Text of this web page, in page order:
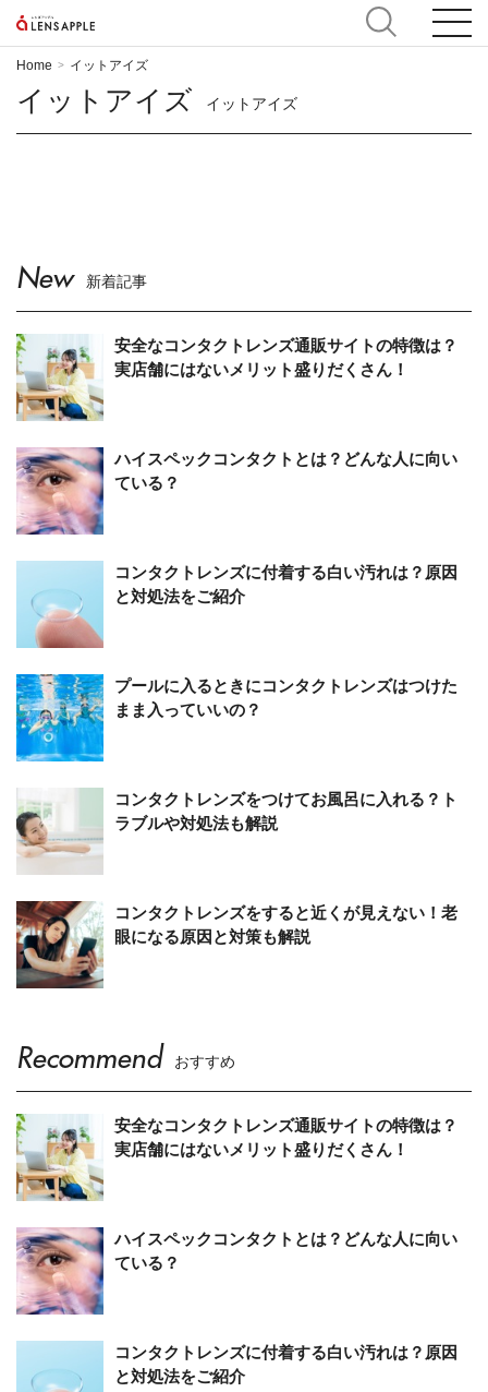
Home > イットアイズ
イットアイズ イットアイズ
New 新着記事
安全なコンタクトレンズ通販サイトの特徴は？
実店舗にはないメリット盛りだくさん！
ハイスペックコンタクトとは？どんな人に向い
ている？
コンタクトレンズに付着する白い汚れは？原因
と対処法をご紹介
プールに入るときにコンタクトレンズはつけた
まま入っていいの？
コンタクトレンズをつけてお風呂に入れる？ト
ラブルや対処法も解説
コンタクトレンズをすると近くが見えない！老
眼になる原因と対策も解説
Recommend おすすめ
安全なコンタクトレンズ通販サイトの特徴は？
実店舗にはないメリット盛りだくさん！
ハイスペックコンタクトとは？どんな人に向い
ている？
コンタクトレンズに付着する白い汚れは？原因
と対処法をご紹介